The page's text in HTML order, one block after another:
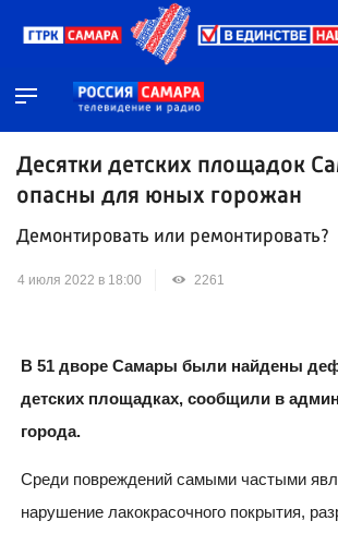
Десятки детских площадок
опасны для юных горожан
Демонтировать или ремонтировать?
4 июля 2022 в 18:00 2261
В 51 дворе Самары были найдены
детских площадках, сообщили в
города.
Среди повреждений самыми частыми
нарушение лакокрасочного покрытия,